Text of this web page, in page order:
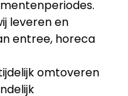
leveren en
entree, horeca
omtoveren